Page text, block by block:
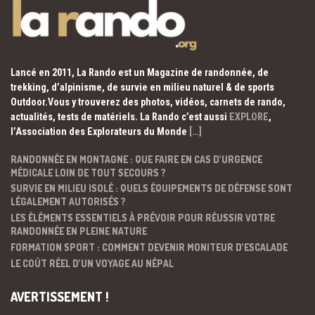
Lancé en 2011, La Rando est un Magazine de randonnée, de
trekking, d’alpinisme, de survie en milieu naturel & de sports
Outdoor.Vous y trouverez des photos, vidéos, carnets de rando,
actualités, tests de matériels. La Rando c’est aussi EXPLORE,
l’Association des Explorateurs du Monde […]
RANDONNÉE EN MONTAGNE : QUE FAIRE EN CAS D’URGENCE
MÉDICALE LOIN DE TOUT SECOURS ?
SURVIE EN MILIEU ISOLÉ : QUELS ÉQUIPEMENTS DE DÉFENSE SONT
LÉGALEMENT AUTORISÉS ?
LES ÉLÉMENTS ESSENTIELS À PRÉVOIR POUR RÉUSSIR VOTRE
RANDONNÉE EN PLEINE NATURE
FORMATION SPORT : COMMENT DEVENIR MONITEUR D’ESCALADE
LE COÛT RÉEL D’UN VOYAGE AU NÉPAL
AVERTISSEMENT !